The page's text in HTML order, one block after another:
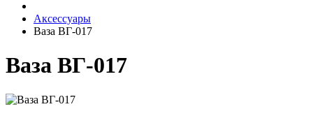
Аксессуары
Ваза ВГ-017
Ваза ВГ-017